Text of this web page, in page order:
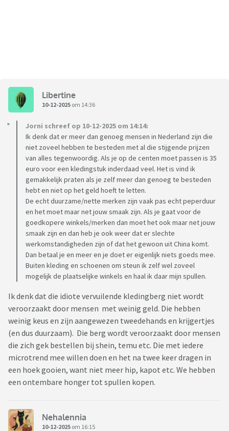
Libertine
10-12-2025 om 14:36
Jorni schreef op 10-12-2025 om 14:14:
Ik denk dat er meer dan genoeg mensen in Nederland zijn die
niet zoveel hebben te besteden met al die stijgende prijzen
van alles tegenwoordig. Als je op de centen moet passen is 35
euro voor een kledingstuk inderdaad veel. Het is vind ik
gemakkelijk praten als je zelf meer dan genoeg te besteden
hebt en niet op het geld hoeft te letten.
De echt duurzame/nette merken zijn vaak pas echt peperduur
en het moet maar net jouw smaak zijn. Als je gaat voor de
goedkopere winkels/merken dan moet het ook maar net jouw
smaak zijn en dan heb je ook weer dat er slechte
werkomstandigheden zijn of dat het gewoon uit China komt.
Dan betaal je en meer en je doet er eigenlijk niets goeds mee.
Buiten kleding en schoenen om steun ik zelf wel zoveel
mogelijk de plaatselijke winkels en haal ik daar mijn spullen.
Ik denk dat die idiote vervuilende kledingberg niet wordt
veroorzaakt door mensen met weinig geld. Die hebben
weinig keus en zijn aangewezen tweedehands en krijgertjes
(en dus duurzaam). Die berg wordt veroorzaakt door mensen
die zich gek bestellen bij shein, temu etc. Die met iedere
microtrend mee willen doen en het na twee keer dragen in
een hoek gooien, want niet meer hip, kapot etc. We hebben
een ontembare honger tot spullen kopen.
Nehalennia
10-12-2025 om 16:15